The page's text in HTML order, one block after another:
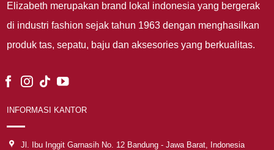
Elizabeth merupakan brand lokal indonesia yang bergerak
di industri fashion sejak tahun 1963 dengan menghasilkan
produk tas, sepatu, baju dan aksesories yang berkualitas.
INFORMASI KANTOR
Jl. Ibu Inggit Garnasih No. 12 Bandung - Jawa Barat, Indonesia